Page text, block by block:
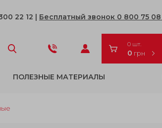
22 12 | Бесплатный звонок 0 800 75 08
0 шт.
0 грн
ПОЛЕЗНЫЕ МАТЕРИАЛЫ